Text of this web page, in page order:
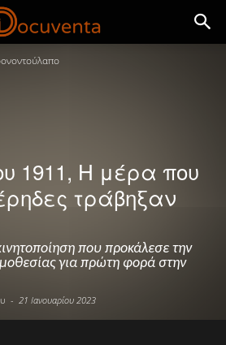
1911, Η μέρα που
τράβηξαν
που προκάλεσε την
για πρώτη φορά στην
- 21 Ιανουαρίου 2023